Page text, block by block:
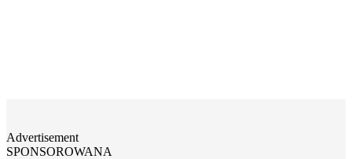
Advertisement
SPONSOROWANA